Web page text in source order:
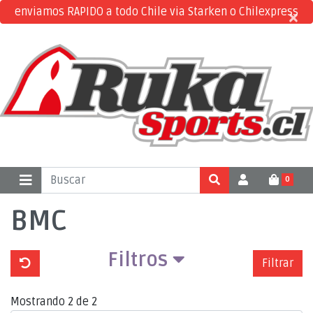
enviamos RAPIDO a todo Chile via Starken o Chilexpress
×
×
0
BMC
Filtros Filtrar
Mostrando 2 de 2